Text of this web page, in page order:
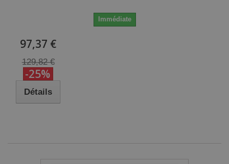
Immédiate
97,37 €
129,82 €
-25%
Détails